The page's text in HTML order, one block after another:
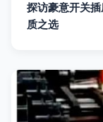
探访豪意开关
质之选